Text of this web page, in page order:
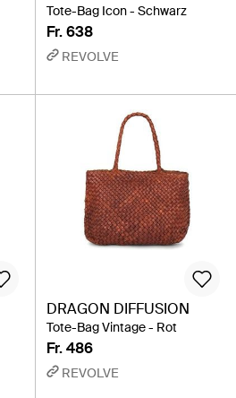
Tote-Bag Icon - Schwarz
Fr. 638
REVOLVE
DRAGON DIFFUSION
Tote-Bag Vintage - Rot
Fr. 486
REVOLVE